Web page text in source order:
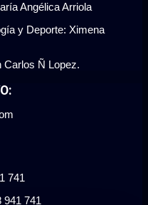
Angélica Arriola
y Deporte: Ximena
Carlos Ñ Lopez.
741
941 741